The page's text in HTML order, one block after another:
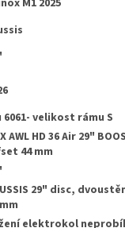
M1 2025
6061- velikost rámu S
AWL HD 36 Air 29"
44 mm
29" disc,
elektrokol